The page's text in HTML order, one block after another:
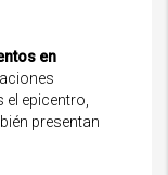
en
el epicentro,
presentan